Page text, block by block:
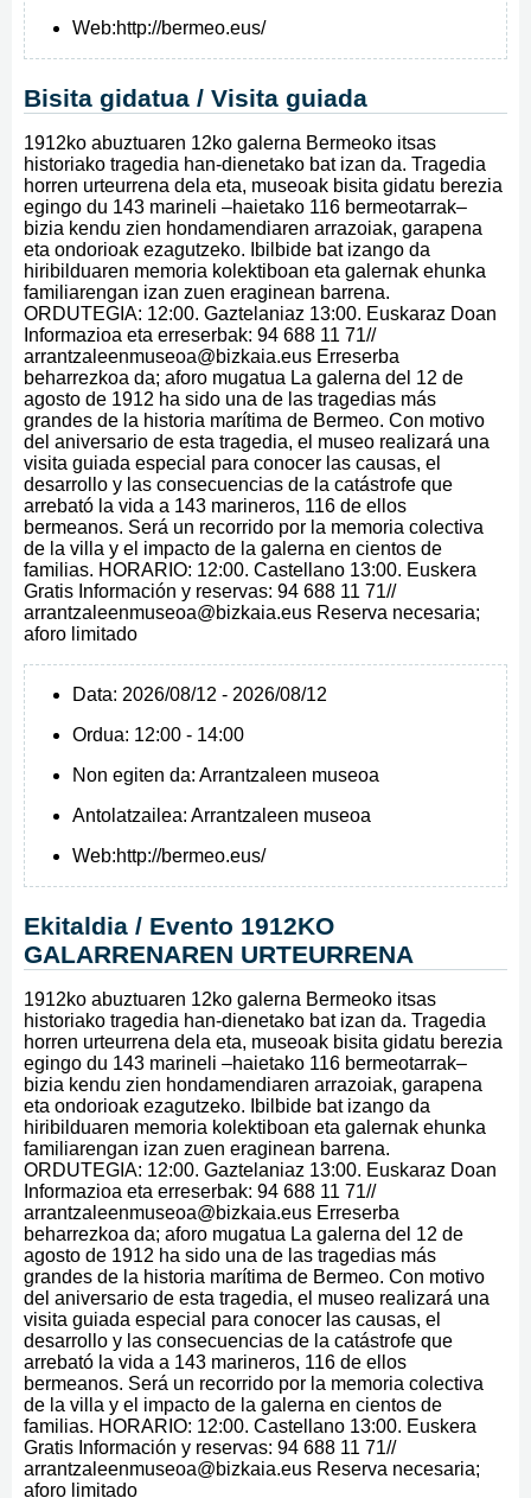
Web:http://bermeo.eus/
Bisita gidatua / Visita guiada
1912ko abuztuaren 12ko galerna Bermeoko itsas
historiako tragedia han-dienetako bat izan da. Tragedia
horren urteurrena dela eta, museoak bisita gidatu berezia
egingo du 143 marineli –haietako 116 bermeotarrak–
bizia kendu zien hondamendiaren arrazoiak, garapena
eta ondorioak ezagutzeko. Ibilbide bat izango da
hiribilduaren memoria kolektiboan eta galernak ehunka
familiarengan izan zuen eraginean barrena.
ORDUTEGIA: 12:00. Gaztelaniaz 13:00. Euskaraz Doan
Informazioa eta erreserbak: 94 688 11 71//
arrantzaleenmuseoa@bizkaia.eus Erreserba
beharrezkoa da; aforo mugatua La galerna del 12 de
agosto de 1912 ha sido una de las tragedias más
grandes de la historia marítima de Bermeo. Con motivo
del aniversario de esta tragedia, el museo realizará una
visita guiada especial para conocer las causas, el
desarrollo y las consecuencias de la catástrofe que
arrebató la vida a 143 marineros, 116 de ellos
bermeanos. Será un recorrido por la memoria colectiva
de la villa y el impacto de la galerna en cientos de
familias. HORARIO: 12:00. Castellano 13:00. Euskera
Gratis Información y reservas: 94 688 11 71//
arrantzaleenmuseoa@bizkaia.eus Reserva necesaria;
aforo limitado
Data: 2026/08/12 - 2026/08/12
Ordua: 12:00 - 14:00
Non egiten da: Arrantzaleen museoa
Antolatzailea: Arrantzaleen museoa
Web:http://bermeo.eus/
Ekitaldia / Evento 1912KO
GALARRENAREN URTEURRENA
1912ko abuztuaren 12ko galerna Bermeoko itsas
historiako tragedia han-dienetako bat izan da. Tragedia
horren urteurrena dela eta, museoak bisita gidatu berezia
egingo du 143 marineli –haietako 116 bermeotarrak–
bizia kendu zien hondamendiaren arrazoiak, garapena
eta ondorioak ezagutzeko. Ibilbide bat izango da
hiribilduaren memoria kolektiboan eta galernak ehunka
familiarengan izan zuen eraginean barrena.
ORDUTEGIA: 12:00. Gaztelaniaz 13:00. Euskaraz Doan
Informazioa eta erreserbak: 94 688 11 71//
arrantzaleenmuseoa@bizkaia.eus Erreserba
beharrezkoa da; aforo mugatua La galerna del 12 de
agosto de 1912 ha sido una de las tragedias más
grandes de la historia marítima de Bermeo. Con motivo
del aniversario de esta tragedia, el museo realizará una
visita guiada especial para conocer las causas, el
desarrollo y las consecuencias de la catástrofe que
arrebató la vida a 143 marineros, 116 de ellos
bermeanos. Será un recorrido por la memoria colectiva
de la villa y el impacto de la galerna en cientos de
familias. HORARIO: 12:00. Castellano 13:00. Euskera
Gratis Información y reservas: 94 688 11 71//
arrantzaleenmuseoa@bizkaia.eus Reserva necesaria;
aforo limitado